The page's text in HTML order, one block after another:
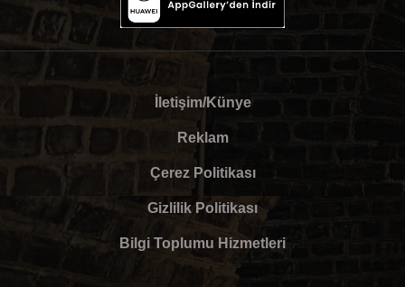
İletişim/Künye
Reklam
Çerez Politikası
Gizlilik Politikası
Bilgi Toplumu Hizmetleri